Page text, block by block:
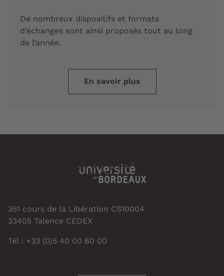
De nombreux dispositifs et formats
d’échanges sont ainsi proposés tout au long
de l’année.
En savoir plus
351 cours de la Libération CS10004
33405 Talence CEDEX
Tél : +33 (0)5 40 00 60 00